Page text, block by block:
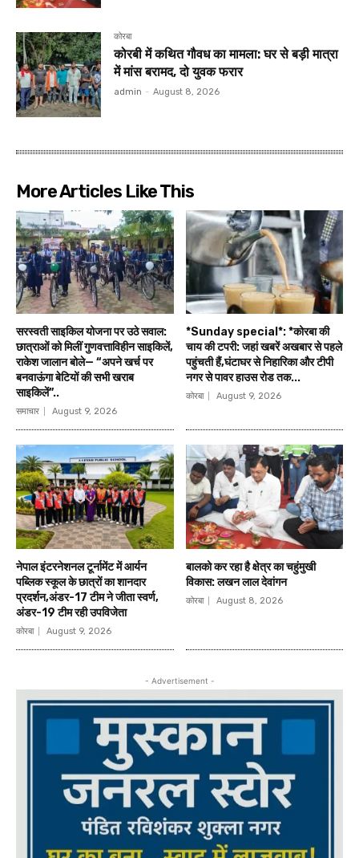
कोरबा
कोरबी में कथित गौवध का मामला: घर से बड़ी मात्रा
में मांस बरामद, दो युवक फरार
admin - August 8, 2026
More Articles Like This
सरस्वती साइकिल योजना पर उठे सवाल:
छात्राओं को मिलीं गुणवत्ताविहीन साइकिलें,
राकेश जालान बोले— “अपने खर्च पर
बनवाऊंगा बेटियों की सभी खराब
साइकिलें”..
समाचार August 9, 2026
*Sunday special*: *कोरबा की
चाय की टपरी: जहां खबरें अखबार से पहले
पहुंचती हैं,घंटाघर से निहारिका और टीपी
नगर से पावर हाउस रोड तक...
कोरबा August 9, 2026
नेपाल इंटरनेशनल टूर्नामेंट में आर्यन
पब्लिक स्कूल के छात्रों का शानदार
प्रदर्शन,अंडर-17 टीम ने जीता स्वर्ण,
अंडर-19 टीम रही उपविजेता
कोरबा August 9, 2026
बालको कर रहा है क्षेत्र का चहुंमुखी
विकास: लखन लाल देवांगन
कोरबा August 8, 2026
- Advertisement -